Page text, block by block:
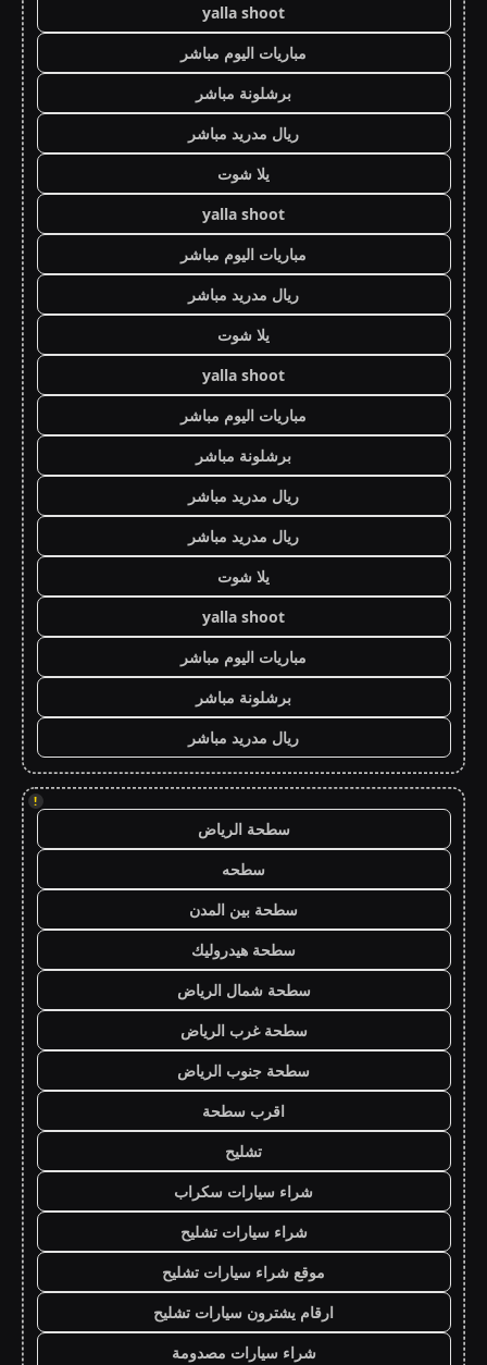
yalla shoot
مباريات اليوم مباشر
برشلونة مباشر
ريال مدريد مباشر
يلا شوت
yalla shoot
مباريات اليوم مباشر
ريال مدريد مباشر
يلا شوت
yalla shoot
مباريات اليوم مباشر
برشلونة مباشر
ريال مدريد مباشر
ريال مدريد مباشر
يلا شوت
yalla shoot
مباريات اليوم مباشر
برشلونة مباشر
ريال مدريد مباشر
!
سطحة الرياض
سطحه
سطحة بين المدن
سطحة هيدروليك
سطحة شمال الرياض
سطحة غرب الرياض
سطحة جنوب الرياض
اقرب سطحة
تشليح
شراء سيارات سكراب
شراء سيارات تشليح
موقع شراء سيارات تشليح
ارقام يشترون سيارات تشليح
شراء سيارات مصدومة